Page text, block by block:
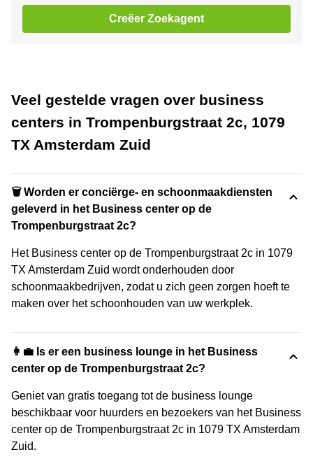
Creëer Zoekagent
Veel gestelde vragen over business
centers in Trompenburgstraat 2c, 1079
TX Amsterdam Zuid
🗑 Worden er conciërge- en schoonmaakdiensten
geleverd in het Business center op de
Trompenburgstraat 2c?
Het Business center op de Trompenburgstraat 2c in 1079
TX Amsterdam Zuid wordt onderhouden door
schoonmaakbedrijven, zodat u zich geen zorgen hoeft te
maken over het schoonhouden van uw werkplek.
👩‍💼 Is er een business lounge in het Business
center op de Trompenburgstraat 2c?
Geniet van gratis toegang tot de business lounge
beschikbaar voor huurders en bezoekers van het Business
center op de Trompenburgstraat 2c in 1079 TX Amsterdam
Zuid.